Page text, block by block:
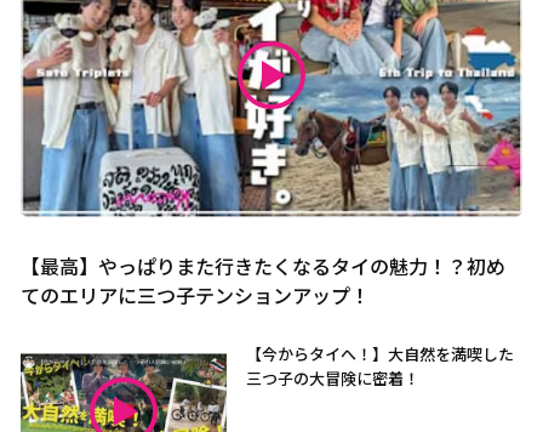
【最高】やっぱりまた行きたくなるタイの魅力！？初め
てのエリアに三つ子テンションアップ！
【今からタイへ！】大自然を満喫した
三つ子の大冒険に密着！